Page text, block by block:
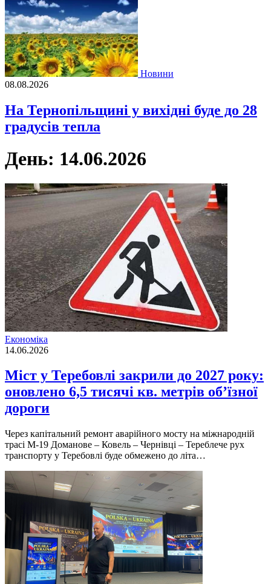
Новини
08.08.2026
На Тернопільщині у вихідні буде до 28
градусів тепла
День: 14.06.2026
Економіка
14.06.2026
Міст у Теребовлі закрили до 2027 року:
оновлено 6,5 тисячі кв. метрів об’їзної
дороги
Через капітальний ремонт аварійного мосту на міжнародній
трасі М-19 Доманове – Ковель – Чернівці – Тереблече рух
транспорту у Теребовлі буде обмежено до літа…